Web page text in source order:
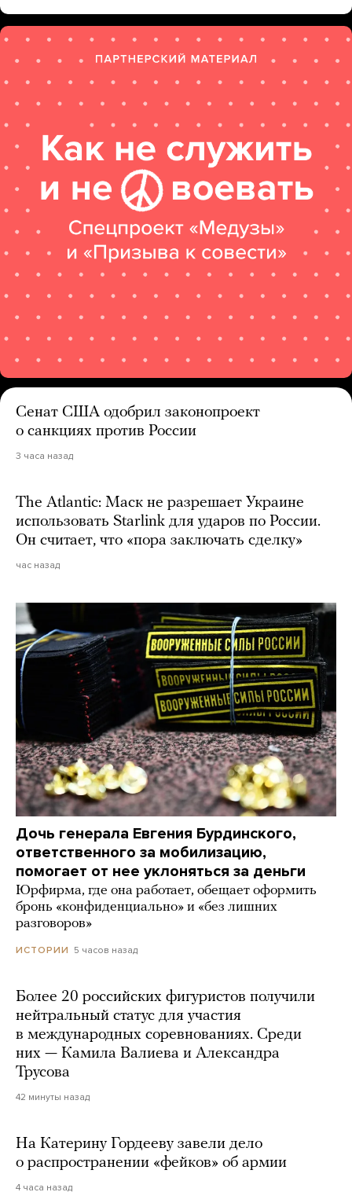
Сенат США одобрил законопроект
о санкциях против России
3 часа назад
The Atlantic: Маск не разрешает Украине
использовать Starlink для ударов по России.
Он считает, что «пора заключать сделку»
час назад
Дочь генерала Евгения Бурдинского,
ответственного за мобилизацию,
помогает от нее уклоняться за деньги
Юрфирма, где она работает, обещает оформить
бронь «конфиденциально» и «без лишних
разговоров»
ИСТОРИИ 5 часов назад
Более 20 российских фигуристов получили
нейтральный статус для участия
в международных соревнованиях. Среди
них — Камила Валиева и Александра
Трусова
42 минуты назад
На Катерину Гордееву завели дело
о распространении «фейков» об армии
4 часа назад